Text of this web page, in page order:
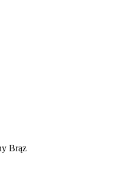
Brąz